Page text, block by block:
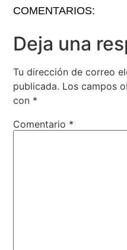
COMENTARIOS:
Deja una
Tu dirección de correo
publicada. Los campos
con *
Comentario *